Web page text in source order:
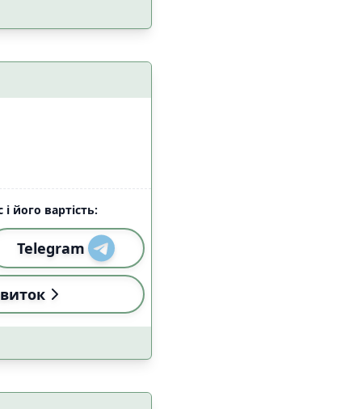
Starlink 4
Застосувати
його вартість:
Telegram